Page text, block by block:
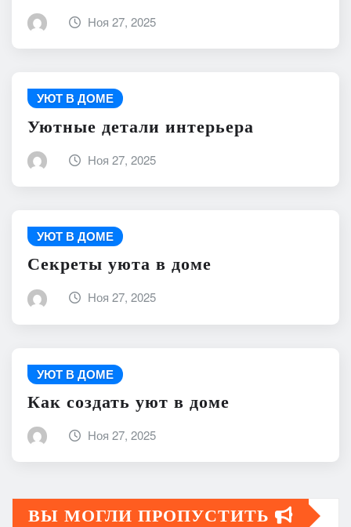
Ноя 27, 2025
УЮТ В ДОМЕ
Уютные детали интерьера
Ноя 27, 2025
УЮТ В ДОМЕ
Секреты уюта в доме
Ноя 27, 2025
УЮТ В ДОМЕ
Как создать уют в доме
Ноя 27, 2025
ВЫ МОГЛИ ПРОПУСТИТЬ